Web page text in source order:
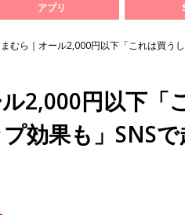
アプリ
まむら｜オール2,000円以下「これは買う
2,000円以下「
プ効果も」SNS